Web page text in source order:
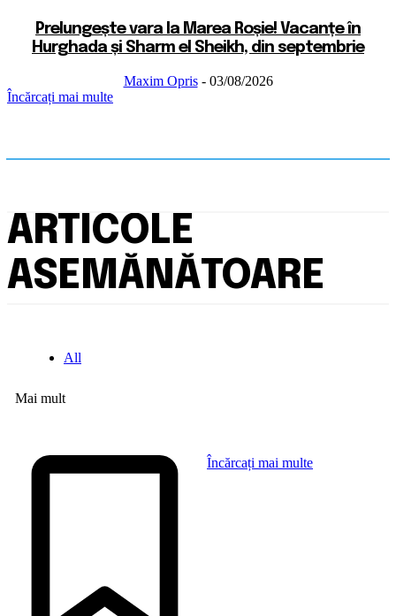
Prelungește vara la Marea Roșie! Vacanțe în
Hurghada și Sharm el Sheikh, din septembrie
Maxim Opris - 03/08/2026
Încărcați mai multe
ARTICOLE
ASEMĂNĂTOARE
All
Mai mult
Încărcați mai multe